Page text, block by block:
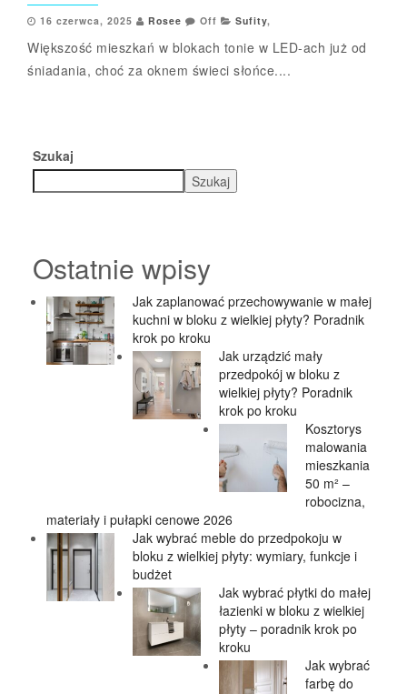
16 czerwca, 2025 Rosee Off Sufity,
Większość mieszkań w blokach tonie w LED-ach już od
śniadania, choć za oknem świeci słońce....
Szukaj
Szukaj
Ostatnie wpisy
Jak zaplanować przechowywanie w małej
kuchni w bloku z wielkiej płyty? Poradnik
krok po kroku
Jak urządzić mały
przedpokój w bloku z
wielkiej płyty? Poradnik
krok po kroku
Kosztorys
malowania
mieszkania
50 m² –
robocizna,
materiały i pułapki cenowe 2026
Jak wybrać meble do przedpokoju w
bloku z wielkiej płyty: wymiary, funkcje i
budżet
Jak wybrać płytki do małej
łazienki w bloku z wielkiej
płyty – poradnik krok po
kroku
Jak wybrać
farbę do